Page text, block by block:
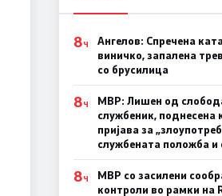
8Ч
Ангелов: Спречена
виничко, запалена
со брусилица
8Ч
МВР: Лишен од
службеник, поднесена
пријава за
службената положба и
8Ч
МВР со засилени
контроли во рамки на